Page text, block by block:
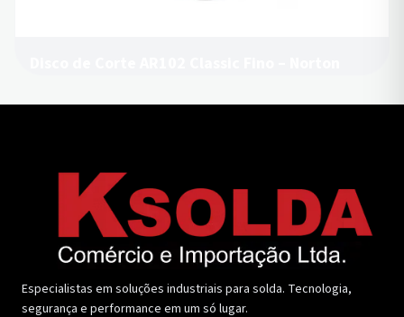
Especialistas em soluções industriais para solda. Tecnologia,
segurança e performance em um só lugar.